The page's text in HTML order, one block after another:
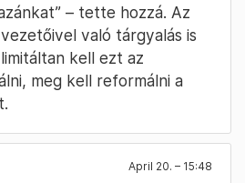
April 20. – 15:49
beruházásokkal?
a kiemelt
intézményét, szólt a
szerint, de kevésszer
akkor is transzparensen,